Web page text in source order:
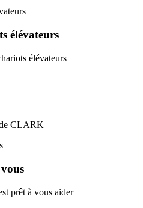
élévateurs
élévateurs
CLARK
prêt à vous aider